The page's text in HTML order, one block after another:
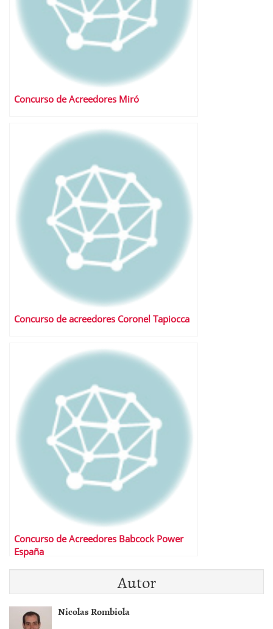
Concurso de Acreedores Miró
Concurso de acreedores Coronel Tapiocca
Concurso de Acreedores Babcock Power
España
Autor
Nicolas Rombiola